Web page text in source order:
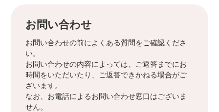
お問い合わせ
お問い合わせの前によくある質問をご確認くださ
い。
お問い合わせの内容によっては、ご返答までにお
時間をいただいたり、ご返答できかねる場合がご
ざいます。
なお、お電話によるお問い合わせ窓口はございま
せん。